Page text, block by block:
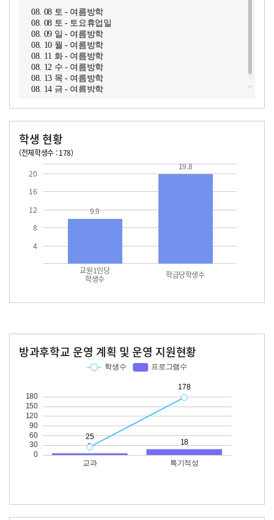
08. 08 토 - 여름방학
08. 08 토 - 토요휴업일
08. 09 일 - 여름방학
08. 10 월 - 여름방학
08. 11 화 - 여름방학
08. 12 수 - 여름방학
08. 13 목 - 여름방학
08. 14 금 - 여름방학
학생 현황
(전체학생수 : 178)
4
8
12
16
20
교원1인당
학생수 학급당학생수
9.9
19.8
방과후학교 운영 계획 및 운영 지원현황